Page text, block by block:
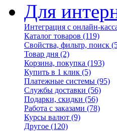
Для
Интеграция с онлайн-
Каталог товаров (119)
Свойства, фильтр, поиск
Товар дня (2)
Корзина, покупка (193)
Купить в 1 клик (5)
Платежные системы (95)
Службы доставки (56)
Подарки, скидки (56)
Работа с заказами (78)
Курсы валют (9)
Другое (120)